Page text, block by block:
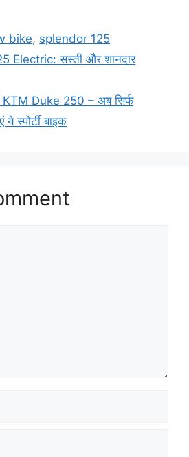
bike, splendor 125
Electric: सस्ती और शानदार
KTM Duke 250 – अब सिर्फ
स्पोर्टी बाइक